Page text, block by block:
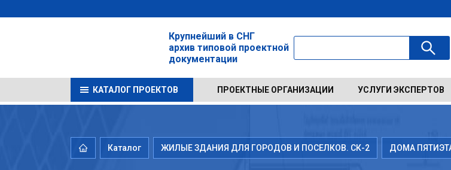
Крупнейший в СНГ
архив типовой проектной
документации
КАТАЛОГ ПРОЕКТОВ ПРОЕКТНЫЕ ОРГАНИЗАЦИИ УСЛУГИ ЭКСПЕРТОВ
Каталог ЖИЛЫЕ ЗДАНИЯ ДЛЯ ГОРОДОВ И ПОСЕЛКОВ. СК-2 ДОМА